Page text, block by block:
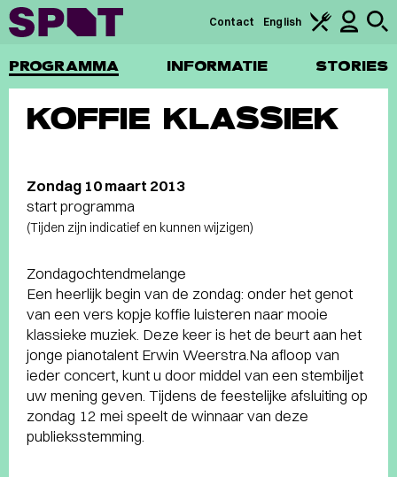
PROGRAMMA INFORMATIE STORIES
Contact English
KOFFIE KLASSIEK
Zondag 10 maart 2013
start programma
(Tijden zijn indicatief en kunnen wijzigen)
Zondagochtendmelange
Een heerlijk begin van de zondag: onder het genot
van een vers kopje koffie luisteren naar mooie
klassieke muziek. Deze keer is het de beurt aan het
jonge pianotalent Erwin Weerstra.Na afloop van
ieder concert, kunt u door middel van een stembiljet
uw mening geven. Tijdens de feestelijke afsluiting op
zondag 12 mei speelt de winnaar van deze
publieksstemming.